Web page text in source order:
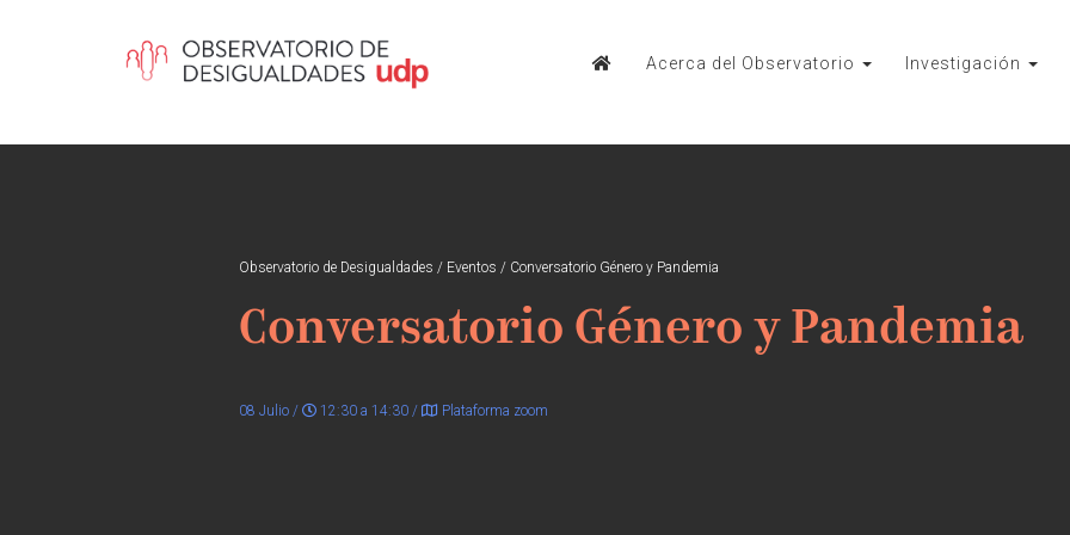
Acerca del Observatorio Investigación
Observatorio de Desigualdades / Eventos / Conversatorio Género y Pandemia
Conversatorio Género y Pandemia
08 Julio / 12:30 a 14:30 / Plataforma zoom